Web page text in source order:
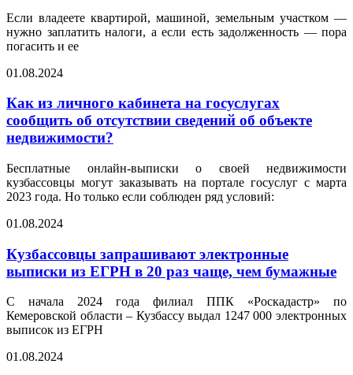
Если владеете квартирой, машиной, земельным участком —
нужно заплатить налоги, а если есть задолженность — пора
погасить и ее
01.08.2024
Как из личного кабинета на госуслугах
сообщить об отсутствии сведений об объекте
недвижимости?
Бесплатные онлайн-выписки о своей недвижимости
кузбассовцы могут заказывать на портале госуслуг с марта
2023 года. Но только если соблюден ряд условий:
01.08.2024
Кузбассовцы запрашивают электронные
выписки из ЕГРН в 20 раз чаще, чем бумажные
С начала 2024 года филиал ППК «Роскадастр» по
Кемеровской области – Кузбассу выдал 1247 000 электронных
выписок из ЕГРН
01.08.2024